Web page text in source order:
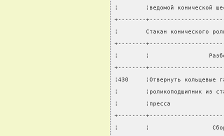
¦        ¦ведомой
+--------
¦        Стакан конического
+--------
¦        ¦
+--------
¦430     ¦Отвернуть
¦        ¦роликоподшипник
¦        ¦пресса
+--------
¦        ¦